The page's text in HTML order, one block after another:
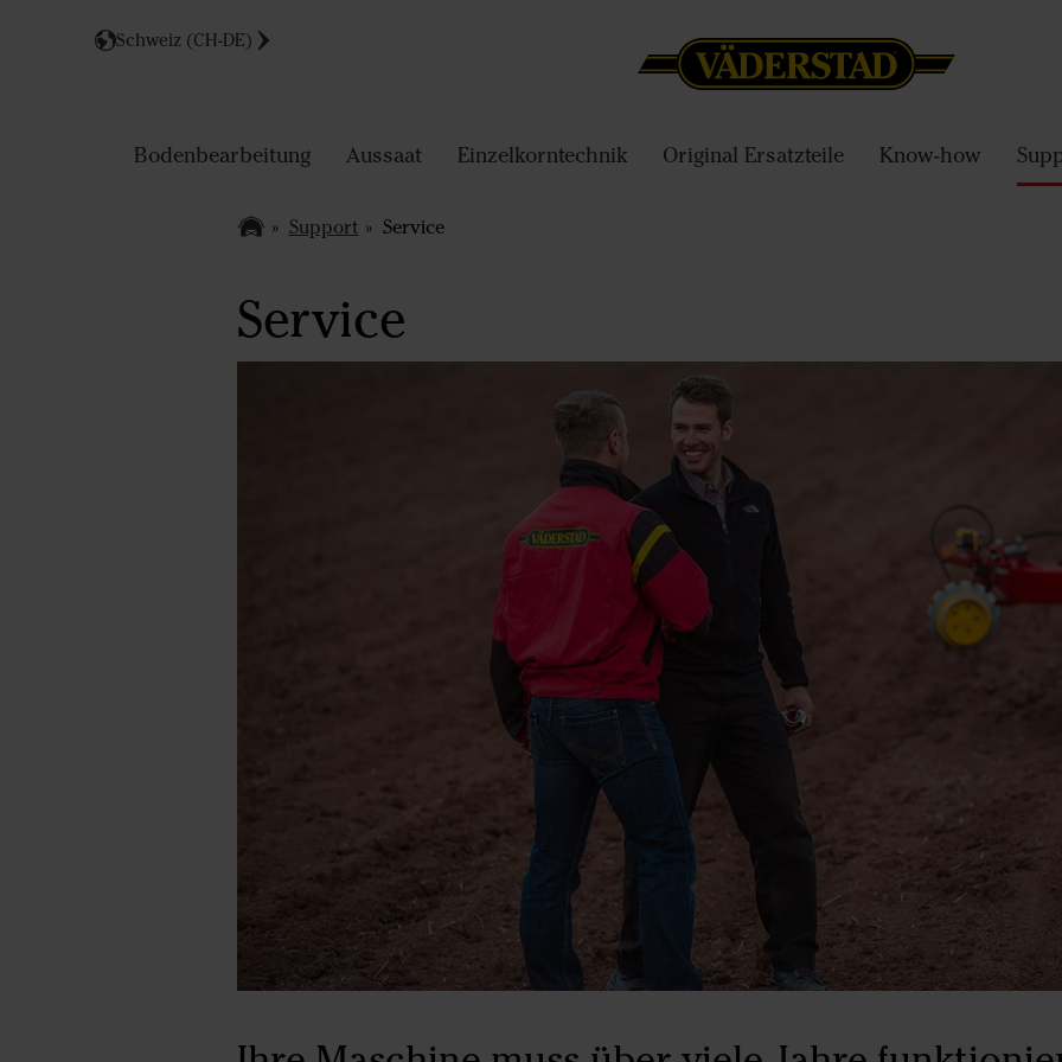
Schweiz (CH-DE)
Bodenbearbeitung Aussaat Einzelkorntechnik Original Ersatzteile Know-how
Support Service
Service